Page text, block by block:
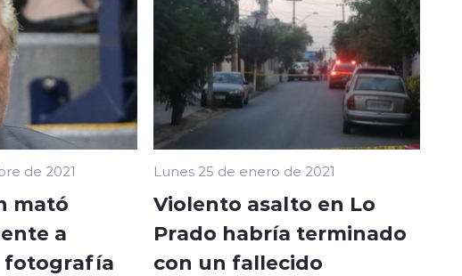
de 2021
mató
a
fotografía
Lunes 25 de enero de 2021
Violento asalto en Lo
Prado habría terminado
con un fallecido